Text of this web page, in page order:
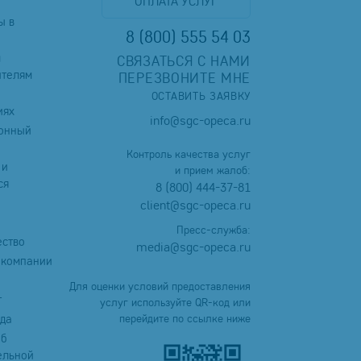
в
8 (800) 555 54 03
СВЯЗАТЬСЯ С НАМИ
ПЕРЕЗВОНИТЕ МНЕ
ОСТАВИТЬ ЗАЯВКУ
info@sgc-opeca.ru
Контроль качества услуг
и прием жалоб:
8 (800) 444-37-81
client@sgc-opeca.ru
Пресс-служба:
media@sgc-opeca.ru
Для оценки условий предоставления
услуг используйте QR-код или
перейдите по ссылке ниже